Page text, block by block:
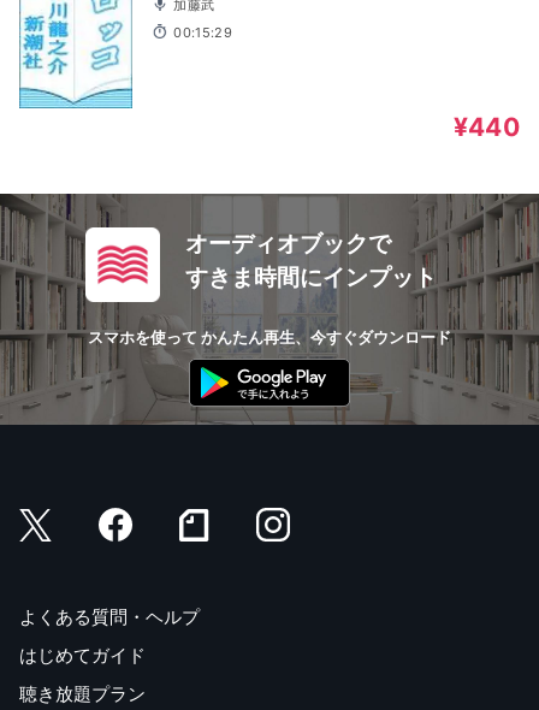
加藤武
00:15:29
¥440
オーディオブックで
すきま時間にインプット
スマホを使って かんたん再生、今すぐダウンロード
よくある質問・ヘルプ
はじめてガイド
聴き放題プラン